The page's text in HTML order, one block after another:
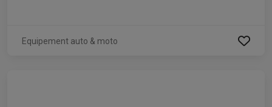
Equipement auto & moto